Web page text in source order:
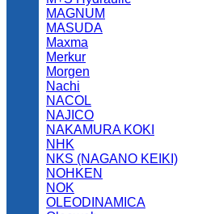
MAGNUM
MASUDA
Maxma
Merkur
Morgen
Nachi
NACOL
NAJICO
NAKAMURA KOKI
NHK
NKS (NAGANO KEIKI)
NOHKEN
NOK
OLEODINAMICA